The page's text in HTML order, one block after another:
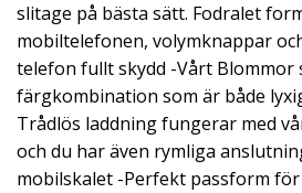
slitage på bästa sätt. Fodralet
mobiltelefonen, volymknappar
telefon fullt skydd -Vårt Blommor
färgkombination som är både
Trådlös laddning fungerar med
och du har även rymliga
mobilskalet -Perfekt passform